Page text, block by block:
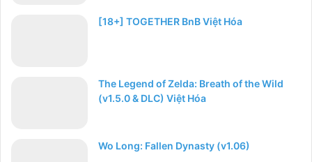
[18+] TOGETHER BnB Việt Hóa
The Legend of Zelda: Breath of the Wild
(v1.5.0 & DLC) Việt Hóa
Wo Long: Fallen Dynasty (v1.06)